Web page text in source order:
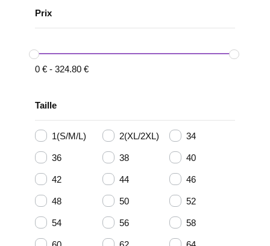
Prix
0 € - 324.80 €
Taille
1(S/M/L) 2(XL/2XL) 34
36 38 40
42 44 46
48 50 52
54 56 58